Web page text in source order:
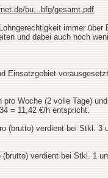
bu...bfg/gesamt.pdf
immer
und dabei auch noch
Einsatzgebiet
Woche (2 volle Tage)
= 11,42 €/h entspricht.
(brutto) verdient bei Stkl.
verdient bei Stkl. 1